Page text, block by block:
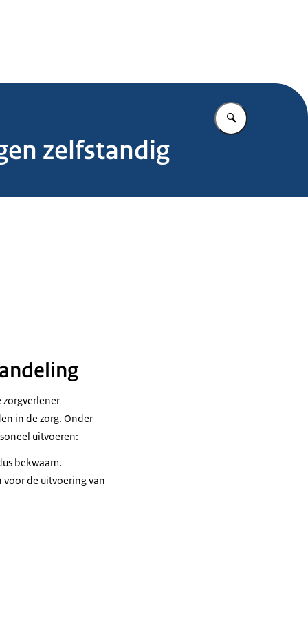
Vul in wat u
zelfstandig
zorgverlener
in de zorg. Onder
uitvoeren:
bekwaam.
voor de uitvoering van